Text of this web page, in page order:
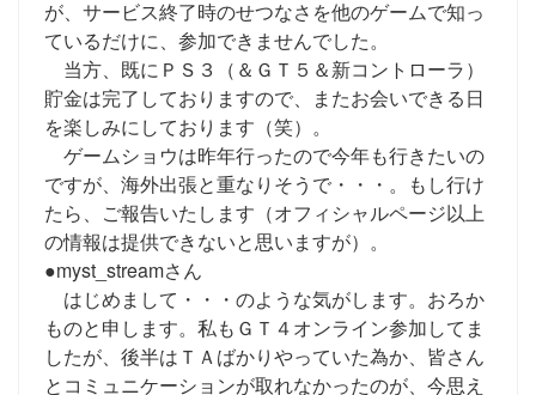
が、サービス終了時のせつなさを他のゲームで知っ
ているだけに、参加できませんでした。
当方、既にＰＳ３（＆ＧＴ５＆新コントローラ）
貯金は完了しておりますので、またお会いできる日
を楽しみにしております（笑）。
ゲームショウは昨年行ったので今年も行きたいの
ですが、海外出張と重なりそうで・・・。もし行け
たら、ご報告いたします（オフィシャルページ以上
の情報は提供できないと思いますが）。
●myst_streamさん
はじめまして・・・のような気がします。おろか
ものと申します。私もＧＴ４オンライン参加してま
したが、後半はＴＡばかりやっていた為か、皆さん
とコミュニケーションが取れなかったのが、今思え